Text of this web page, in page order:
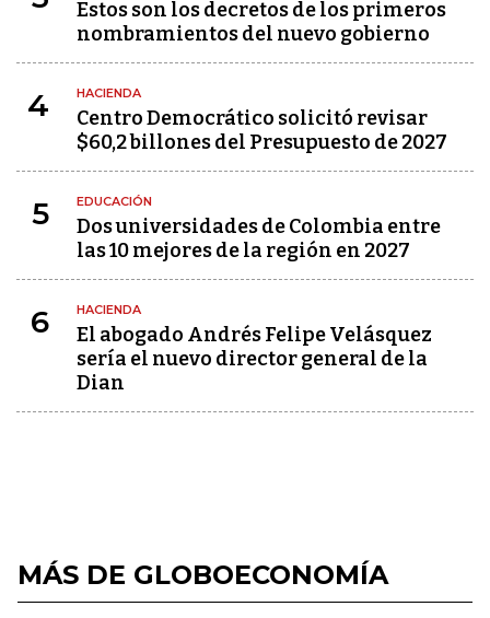
Estos son los decretos de los primeros
nombramientos del nuevo gobierno
4 HACIENDA
Centro Democrático solicitó revisar
$60,2 billones del Presupuesto de 2027
5 EDUCACIÓN
Dos universidades de Colombia entre
las 10 mejores de la región en 2027
6 HACIENDA
El abogado Andrés Felipe Velásquez
sería el nuevo director general de la
Dian
MÁS DE GLOBOECONOMÍA